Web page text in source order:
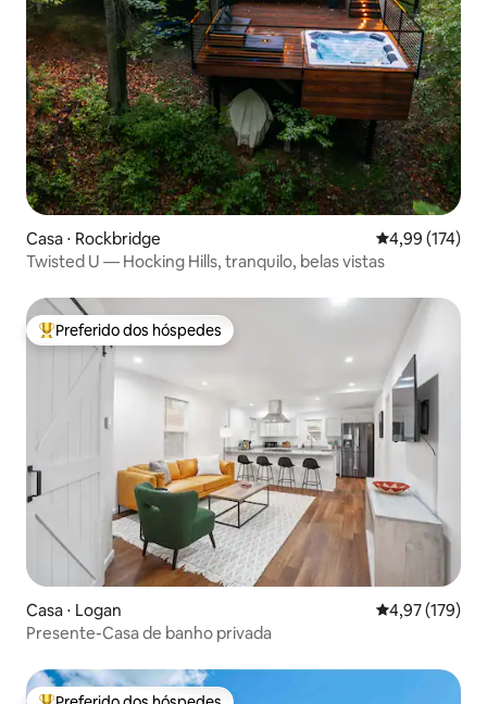
Casa ⋅ Rockbridge 4,99 de uma
4,99 (174)
Twisted U — Hocking Hills, tranquilo, belas vistas
Entre os melhores preferidos dos hóspedes
Preferido dos hóspedes
Casa ⋅ Logan 4,97 de uma
4,97 (179)
Presente-Casa de banho privada